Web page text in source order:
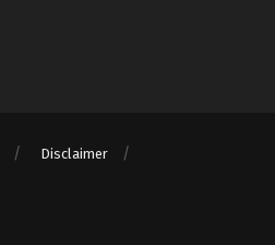
Disclaimer